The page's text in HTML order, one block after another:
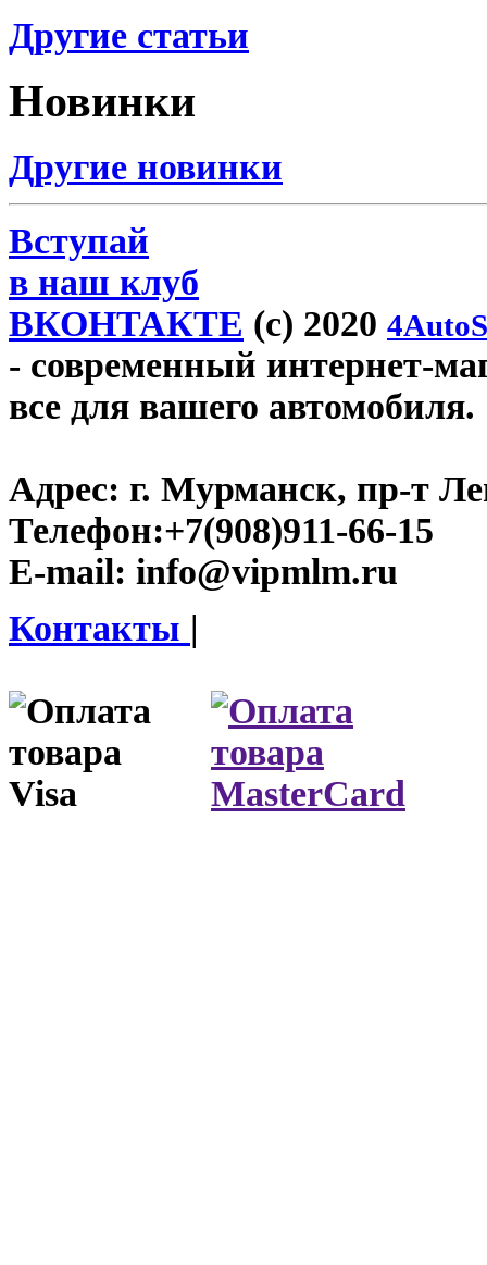
Другие статьи
Новинки
Другие новинки
Вступай
в наш клуб
ВКОНТАКТЕ (c) 2020
- современный интернет-
все для вашего автомобиля.
Адрес: г. Мурманск, пр-т
Телефон:+7(908)911-66-15
E-mail: info@vipmlm.ru
Контакты |